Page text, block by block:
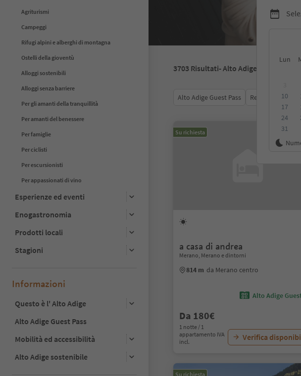
Agriturismi
Campeggi
Rifugi alpini e alberghi di montagna
Ostelli della gioventù
Alloggi sostenibili
Alloggi senza barriere
Per gli amanti della tranquillità
Per amanti del benessere
Per famiglie
Per ciclisti
Per escursionisti
Per appassionati di vino
Esperienze ed eventi
Enogastronomia
Prodotti locali
Stagioni
Informazioni
Questo è l' Alto Adige
Alto Adige Guest Pass
Mobilità ed accessibilità
Alto Adige sostenibile
Lun
10
17
24
31
3703 Risultati- Alto Adige
Alto Adige Guest Pass Recensioni
Su richiesta
a casa di andrea
Merano, Merano e dintorni
814 m da Merano centro
Alto Adige
Da 180€
1 notte / 1
appartamento IVA
incl.
Verifica
Su richiesta